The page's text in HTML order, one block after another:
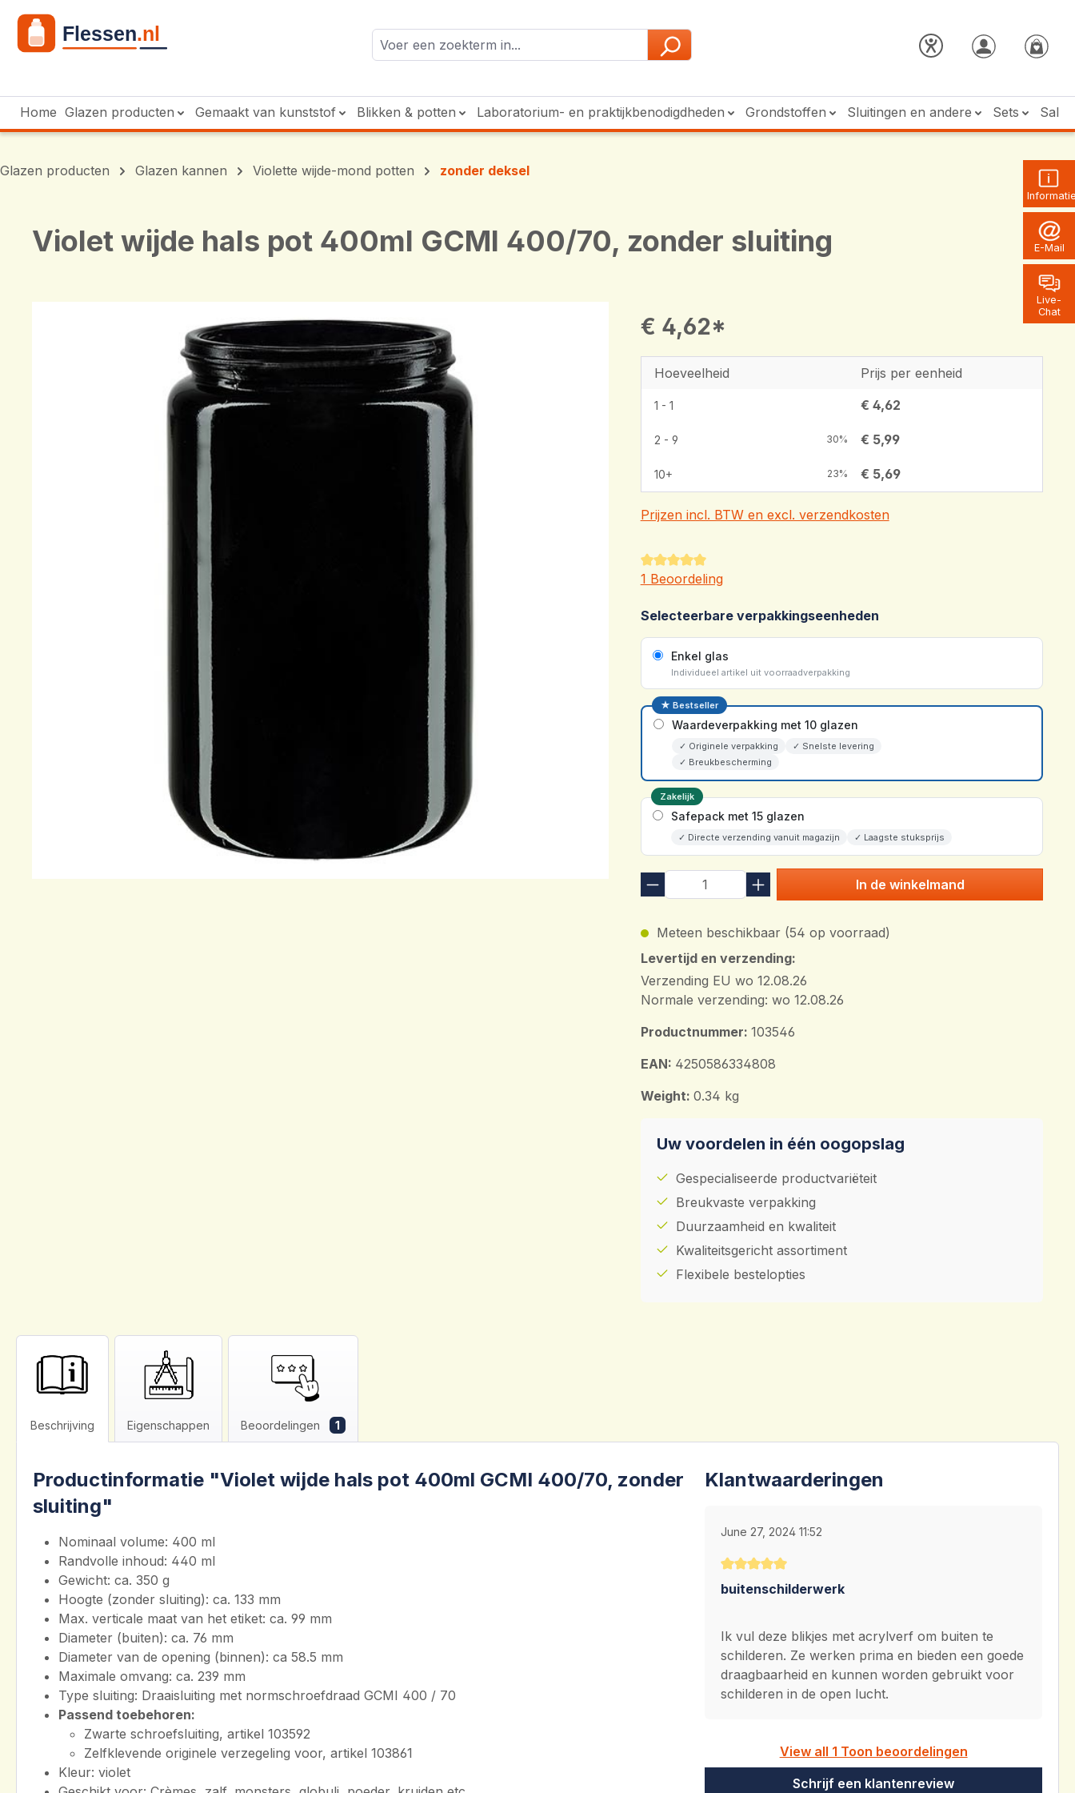
de hoofdinhoud
Ga naar de zoekopdracht
Ga naar de hoofdnavigatie
E-Mail
Live-
Chat
Home Glazen producten Gemaakt van kunststof Blikken & potten Laboratorium- en praktijkbenodigdheden Grondstoffen Sluitingen en andere Sets Sale
Glazen producten Glazen kannen Violette wijde-mond potten zonder deksel
Violet wijde hals pot 400ml GCMI 400/70, zonder sluiting
€ 4,62*
Hoeveelheid Prijs per eenheid
1 - 1 € 4,62
2 - 9 30% € 5,99
10+ 23% € 5,69
Prijzen incl. BTW en excl. verzendkosten
Gemiddelde waardering van 5 van 5 sterren
1 Beoordeling
Selecteerbare verpakkingseenheden
Enkel glas
Individueel artikel uit voorraadverpakking
★ Bestseller
Waardeverpakking met 10 glazen
✓ Originele verpakking
✓ Snelste levering
✓ Breukbescherming
Zakelijk
Safepack met 15 glazen
✓ Directe verzending vanuit magazijn ✓ Laagste stuksprijs
In de winkelmand
Meteen beschikbaar (54 op voorraad)
Levertijd en verzending:
Verzending EU wo 12.08.26
Normale verzending: wo 12.08.26
Productnummer: 103546
EAN: 4250586334808
Weight: 0.34 kg
Uw voordelen in één oogopslag
Gespecialiseerde productvariëteit
Breukvaste verpakking
Duurzaamheid en kwaliteit
Kwaliteitsgericht assortiment
Flexibele bestelopties
Beschrijving Eigenschappen Beoordelingen 1
Productinformatie "Violet wijde hals pot 400ml GCMI 400/70, zonder
sluiting"
Nominaal volume: 400 ml
Randvolle inhoud: 440 ml
Gewicht: ca. 350 g
Hoogte (zonder sluiting): ca. 133 mm
Max. verticale maat van het etiket: ca. 99 mm
Diameter (buiten): ca. 76 mm
Diameter van de opening (binnen): ca 58.5 mm
Maximale omvang: ca. 239 mm
Type sluiting: Draaisluiting met normschroefdraad GCMI 400 / 70
Passend toebehoren:
Zwarte schroefsluiting, artikel 103592
Zelfklevende originele verzegeling voor, artikel 103861
Kleur: violet
Klantwaarderingen
June 27, 2024 11:52
Gemiddelde waardering van 5 van 5 sterren
buitenschilderwerk
Ik vul deze blikjes met acrylverf om buiten te
schilderen. Ze werken prima en bieden een goede
draagbaarheid en kunnen worden gebruikt voor
schilderen in de open lucht.
View all 1 Toon beoordelingen
Schrijf een klantenreview